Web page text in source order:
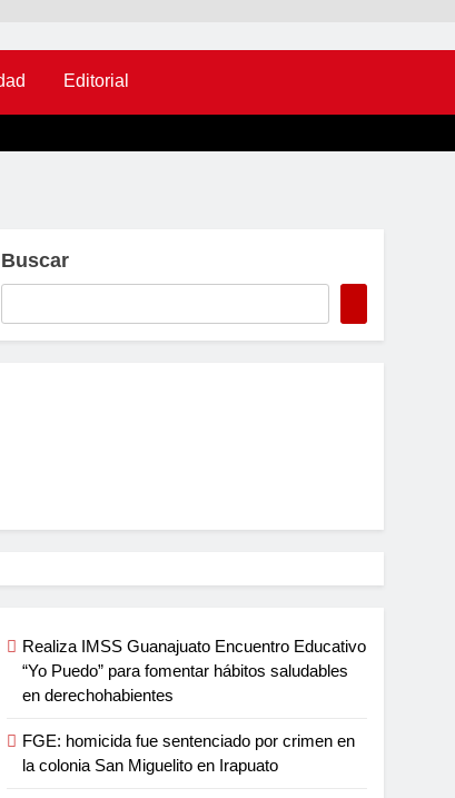
Editorial
Buscar
Realiza IMSS Guanajuato Encuentro Educativo
“Yo Puedo” para fomentar hábitos saludables
en derechohabientes
FGE: homicida fue sentenciado por crimen en
la colonia San Miguelito en Irapuato